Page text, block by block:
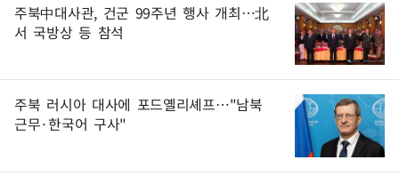
주북中대사관, 건군 99주년 행사 개최…北
서 국방상 등 참석
주북 러시아 대사에 포드옐리셰프…"남북
근무·한국어 구사"